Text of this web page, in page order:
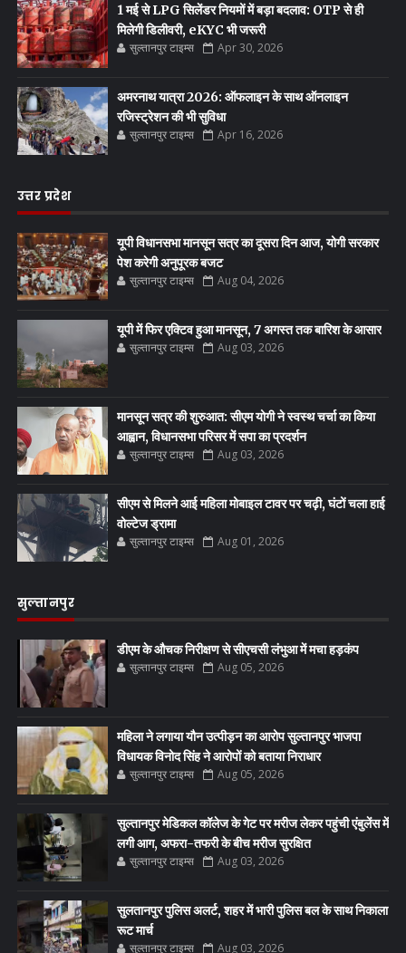
1 मई से LPG सिलेंडर नियमों में बड़ा बदलाव: OTP से ही
मिलेगी डिलीवरी, eKYC भी जरूरी
सुल्तानपुर टाइम्स Apr 30, 2026
अमरनाथ यात्रा 2026: ऑफलाइन के साथ ऑनलाइन
रजिस्ट्रेशन की भी सुविधा
सुल्तानपुर टाइम्स Apr 16, 2026
उत्तर प्रदेश
यूपी विधानसभा मानसून सत्र का दूसरा दिन आज, योगी सरकार
पेश करेगी अनुपूरक बजट
सुल्तानपुर टाइम्स Aug 04, 2026
यूपी में फिर एक्टिव हुआ मानसून, 7 अगस्त तक बारिश के आसार
सुल्तानपुर टाइम्स Aug 03, 2026
मानसून सत्र की शुरुआत: सीएम योगी ने स्वस्थ चर्चा का किया
आह्वान, विधानसभा परिसर में सपा का प्रदर्शन
सुल्तानपुर टाइम्स Aug 03, 2026
सीएम से मिलने आई महिला मोबाइल टावर पर चढ़ी, घंटों चला हाई
वोल्टेज ड्रामा
सुल्तानपुर टाइम्स Aug 01, 2026
सुल्तानपुर
डीएम के औचक निरीक्षण से सीएचसी लंभुआ में मचा हड़कंप
सुल्तानपुर टाइम्स Aug 05, 2026
महिला ने लगाया यौन उत्पीड़न का आरोप सुल्तानपुर भाजपा
विधायक विनोद सिंह ने आरोपों को बताया निराधार
सुल्तानपुर टाइम्स Aug 05, 2026
सुल्तानपुर मेडिकल कॉलेज के गेट पर मरीज लेकर पहुंची एंबुलेंस में
लगी आग, अफरा-तफरी के बीच मरीज सुरक्षित
सुल्तानपुर टाइम्स Aug 03, 2026
सुलतानपुर पुलिस अलर्ट, शहर में भारी पुलिस बल के साथ निकाला
रूट मार्च
सुल्तानपुर टाइम्स Aug 03, 2026